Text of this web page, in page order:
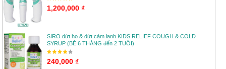
1,200,000 ₫
SIRO dứt ho & dứt cảm lạnh KIDS RELIEF COUGH & COLD
SYRUP (BÉ 6 THÁNG đến 2 TUỔI)
240,000 ₫